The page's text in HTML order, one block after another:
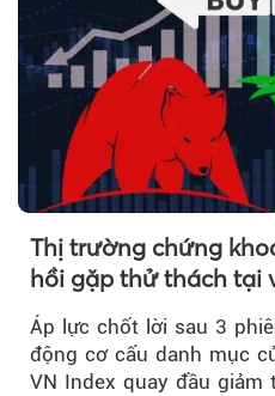
Thị trường chứng
hồi gặp thử thách tại
Index giảm gần 9
Áp lực chốt lời sau 3
động cơ cấu danh mục
VN Index quay đầu giảm